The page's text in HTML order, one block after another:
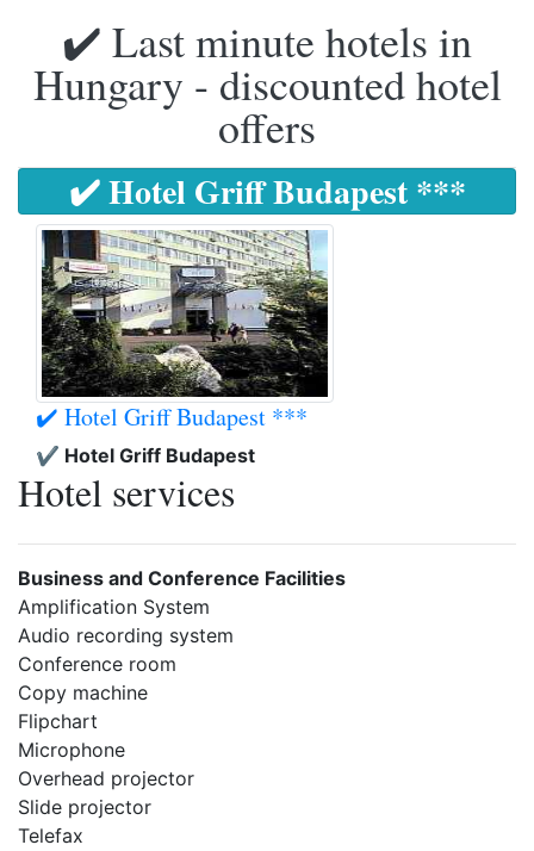
✔️ Last minute hotels in
Hungary - discounted hotel
offers
✔️ Hotel Griff Budapest ***
✔️ Hotel Griff Budapest ***
✔️ Hotel Griff Budapest
Hotel services
Business and Conference Facilities
Amplification System
Audio recording system
Conference room
Copy machine
Flipchart
Microphone
Overhead projector
Slide projector
Telefax